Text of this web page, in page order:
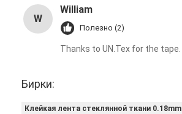
W
William
Полезно (2)
Thanks to UN.Tex for the tape.
Бирки:
Клейкая лента стеклянной ткани 0.18mm